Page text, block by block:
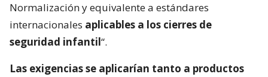
Normalización y equivalente a estándares
internacionales aplicables a los cierres de
seguridad infantil“.
Las exigencias se aplicarían tanto a productos